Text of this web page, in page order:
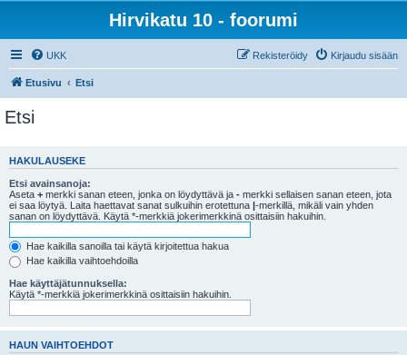
Hirvikatu 10 - foorumi
UKK Kirjaudu sisään
Rekisteröidy
Etusivu Etsi
Etsi
HAKULAUSEKE
Etsi avainsanoja:
Aseta + merkki sanan eteen, jonka on löydyttävä ja - merkki sellaisen sanan eteen, jota
ei saa löytyä. Laita haettavat sanat sulkuihin erotettuna |-merkillä, mikäli vain yhden
sanan on löydyttävä. Käytä *-merkkiä jokerimerkkinä osittaisiin hakuihin.
Hae kaikilla sanoilla tai käytä kirjoitettua hakua
Hae kaikilla vaihtoehdoilla
Hae käyttäjätunnuksella:
Käytä *-merkkiä jokerimerkkinä osittaisiin hakuihin.
HAUN VAIHTOEHDOT